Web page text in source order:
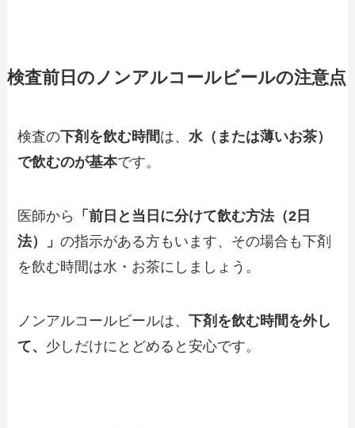
検査前日のノンアルコールビールの注意点
検査の下剤を飲む時間は、 水（または薄いお茶）
で飲むのが基本です。
医師から
「前日と当日に分けて飲む方法（2日
法）」の指示がある方もいます、その場合も下剤
を飲む時間は水・お茶にしましょう。
ノンアルコールビールは、下剤を飲む時間を外し
て、 少しだけにとどめると安心です。